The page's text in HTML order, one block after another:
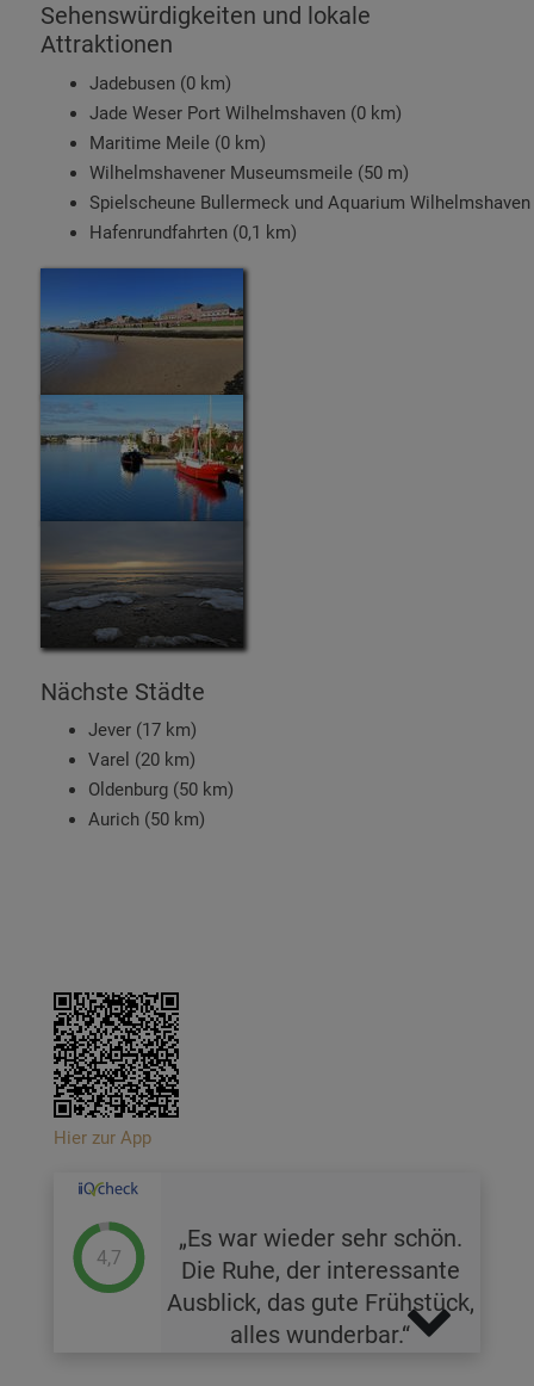
Sehenswürdigkeiten und lokale
Attraktionen
Jadebusen (0 km)
Jade Weser Port Wilhelmshaven (0 km)
Maritime Meile (0 km)
Wilhelmshavener Museumsmeile (50 m)
Spielscheune Bullermeck und Aquarium
Hafenrundfahrten (0,1 km)
Nächste Städte
Jever (17 km)
Varel (20 km)
Oldenburg (50 km)
Aurich (50 km)
Hier zur App
4,7
Es war wieder sehr schön.
Die Ruhe, der interessante
Ausblick, das gute Frühstück,
alles wunderbar.